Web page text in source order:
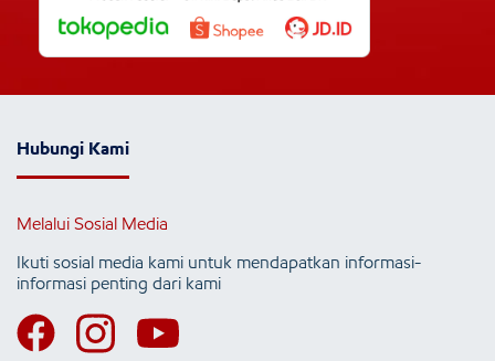
Hubungi Kami
Melalui Sosial Media
Ikuti sosial media kami untuk mendapatkan informasi-
informasi penting dari kami